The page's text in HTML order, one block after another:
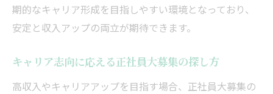
期的なキャリア形成を目指しやすい環境となっており、
安定と収入アップの両立が期待できます。
キャリア志向に応える正社員大募集の探し方
高収入やキャリアアップを目指す場合、正社員大募集の